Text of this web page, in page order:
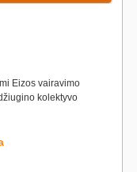
Eizos vairavimo
kolektyvo